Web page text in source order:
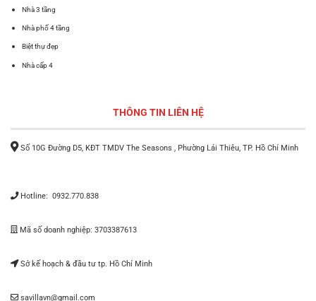
Nhà 3 tầng
Nhà phố 4 tầng
Biệt thự đẹp
Nhà cấp 4
THÔNG TIN LIÊN HỆ
Số 10G Đường D5, KĐT TMDV The Seasons , Phường Lái Thiêu, TP. Hồ Chí Minh
Hotline: 0932.770.838
Mã số doanh nghiệp: 3703387613
Sở kế hoạch & đầu tư tp. Hồ Chí Minh
savillavn@gmail.com